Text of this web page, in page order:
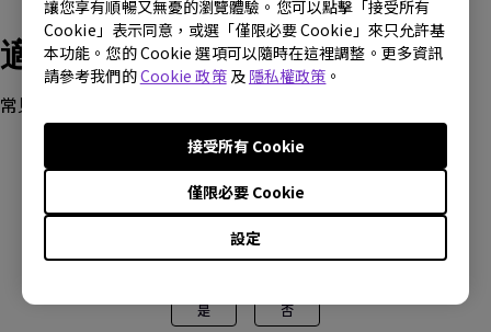
讓您享有順暢又無憂的瀏覽體驗。您可以點擊「接受所有
Cookie」表示同意，或選「僅限必要 Cookie」來只允許基
本功能。您的 Cookie 選項可以隨時在這裡調整。更多資訊
請參考我們的Cookie 政策及 隱私權政策 。
設定
僅限必要 Cookie
接受所有 Cookie
適用產品型號
常見問題
這篇文章是否對您有幫助?
是 否